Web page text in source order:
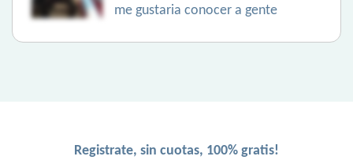
me gustaria conocer a gente
Registrate, sin cuotas, 100% gratis!